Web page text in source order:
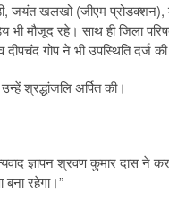
जयंत खलखो (जीएम प्रोडक्शन),
भी मौजूद रहे। साथ ही जिला
गोप ने भी उपस्थिति दर्ज
श्रद्धांजलि अर्पित की।
ज्ञापन श्रवण कुमार दास ने
बना रहेगा।”